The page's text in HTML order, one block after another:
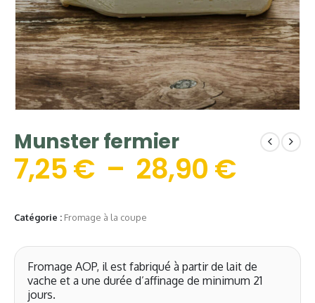
Munster fermier
7,25€ – 28,90 €
Catégorie : Fromage à la coupe
Fromage AOP, il est fabriqué à partir de lait de
vache et a une durée d’affinage de minimum 21
jours.